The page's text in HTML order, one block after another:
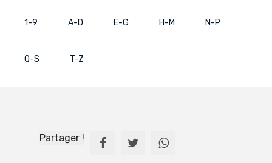
1-9 A-D E-G H-M N-P
Q-S T-Z
Partager !